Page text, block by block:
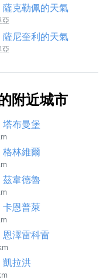
克勒佩的天氣
亞
尼奎利的天氣
亞
附近城市
布曼堡
林維爾
韋德魯
恩普萊
澤雷科雷
拉洪